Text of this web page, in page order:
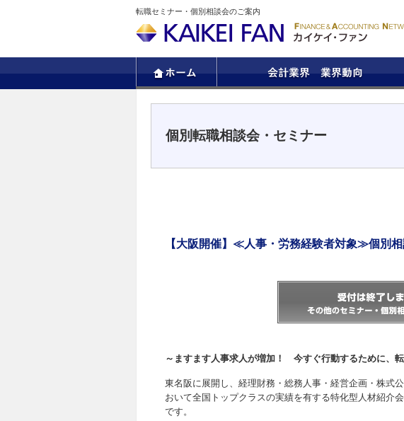
転職セミナー・個別相談会のご案内
個別転職相談会・セミナー
【大阪開催】≪人事・労務経験者対象≫個別
～ますます人事求人が増加！ 今すぐ行動するために、
東名阪に展開し、経理財務・総務人事・経営企画・株式
おいて全国トップクラスの実績を有する特化型人材紹介
です。